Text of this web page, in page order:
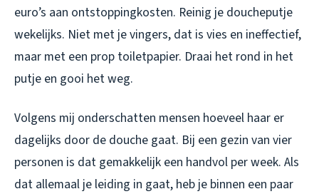
euro’s aan ontstoppingkosten. Reinig je doucheputje
wekelijks. Niet met je vingers, dat is vies en ineffectief,
maar met een prop toiletpapier. Draai het rond in het
putje en gooi het weg.
Volgens mij onderschatten mensen hoeveel haar er
dagelijks door de douche gaat. Bij een gezin van vier
personen is dat gemakkelijk een handvol per week. Als
dat allemaal je leiding in gaat, heb je binnen een paar